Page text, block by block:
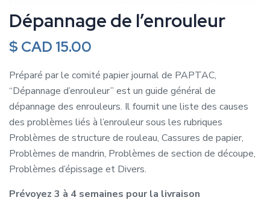
Dépannage de l’enrouleur
$ CAD 15.00
Préparé par le comité papier journal de PAPTAC,
“Dépannage d’enrouleur” est un guide général de
dépannage des enrouleurs. Il fournit une liste des causes
des problèmes liés à l’enrouleur sous les rubriques
Problèmes de structure de rouleau, Cassures de papier,
Problèmes de mandrin, Problèmes de section de découpe,
Problèmes d’épissage et Divers.
Prévoyez 3 à 4 semaines pour la livraison